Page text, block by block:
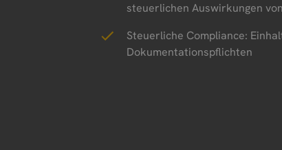
steuerlichen Auswirkungen
Steuerliche Compliance:
Dokumentationspflichten